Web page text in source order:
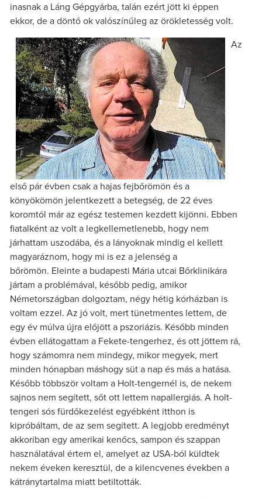
inasnak a Láng Gépgyárba, talán ezért jött ki éppen
ekkor, de a döntő ok valószínűleg az örökletesség volt.
Az
első pár évben csak a hajas fejbőrömön és a
könyökömön jelentkezett a betegség, de 22 éves
koromtól már az egész testemen kezdett kijönni. Ebben
fiatalként az volt a legkellemetlenebb, hogy nem
járhattam uszodába, és a lányoknak mindig el kellett
magyaráznom, hogy mi is ez a jelenség a
bőrömön. Eleinte a budapesti Mária utcai Bőrklinikára
jártam a problémával, később pedig, amikor
Németországban dolgoztam, négy hétig kórházban is
voltam ezzel. Az jó volt, mert tünetmentes lettem, de
egy év múlva újra előjött a pszoriázis. Később minden
évben ellátogattam a Fekete-tengerhez, és ott jöttem rá,
hogy számomra nem mindegy, mikor megyek, mert
minden hónapban máshogy süt a nap és más a hatása.
Később többször voltam a Holt-tengernél is, de nekem
sajnos nem segített, sőt ott lettem napallergiás. A holt-
tengeri sós fürdőkezelést egyébként itthon is
kipróbáltam, de az sem segített. A legjobb eredményt
akkoriban egy amerikai kenőcs, sampon és szappan
használatával értem el, amelyet az USA-ból küldtek
nekem éveken keresztül, de a kilencvenes években a
kátránytartalma miatt betiltották.